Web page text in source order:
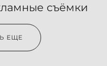
съёмки
ЕЩЕ